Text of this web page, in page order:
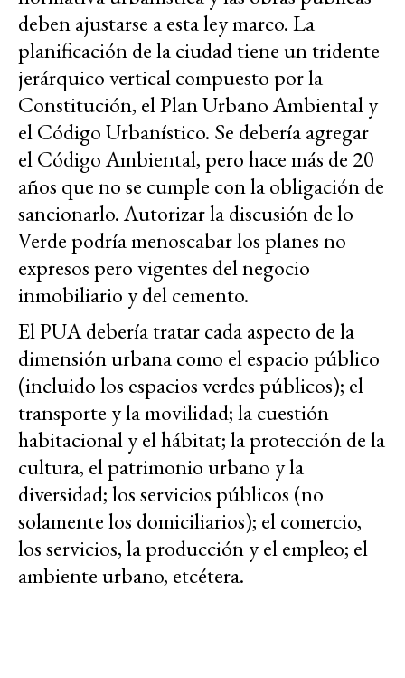
deben ajustarse a esta ley marco. La
planificación de la ciudad tiene un tridente
jerárquico vertical compuesto por la
Constitución, el Plan Urbano Ambiental y
el Código Urbanístico. Se debería agregar
el Código Ambiental, pero hace más de 20
años que no se cumple con la obligación de
sancionarlo. Autorizar la discusión de lo
Verde podría menoscabar los planes no
expresos pero vigentes del negocio
inmobiliario y del cemento.
El PUA debería tratar cada aspecto de la
dimensión urbana como el espacio público
(incluido los espacios verdes públicos); el
transporte y la movilidad; la cuestión
habitacional y el hábitat; la protección de la
cultura, el patrimonio urbano y la
diversidad; los servicios públicos (no
solamente los domiciliarios); el comercio,
los servicios, la producción y el empleo; el
ambiente urbano, etcétera.